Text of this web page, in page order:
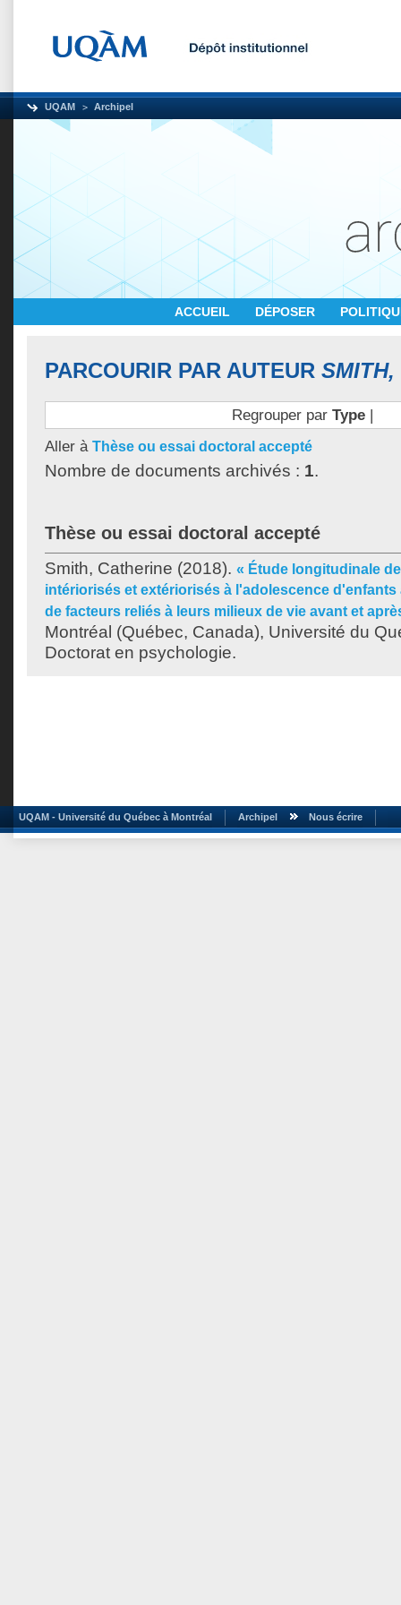
UQAM Archipel
ACCUEIL DÉPOSER
PARCOURIR PAR AUTEUR SMITH,
Regrouper par Type|
Aller à Thèse ou essai doctoral accepté
Nombre de documents archivés : 1.
Thèse ou essai doctoral accepté
Smith, Catherine (2018). « Étude longitudinale
intériorisés et extériorisés à l'adolescence
de facteurs reliés à leurs milieux de vie avant et
Montréal (Québec, Canada), Université du
Doctorat en psychologie.
UQAM - Université du Québec à Montréal Archipel Nous écrire